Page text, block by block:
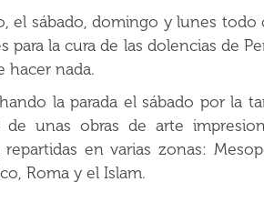
el sábado, domingo y lunes
para la cura de las dolencias de
hacer nada.
la parada el sábado por la
de unas obras de arte
repartidas en varias zonas:
Roma y el Islam.